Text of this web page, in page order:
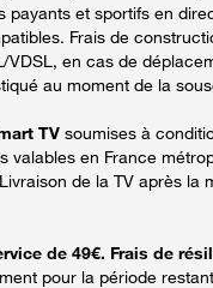
payants et sportifs en
Frais de
VDSL, en cas de
au moment de la
TV soumises à
valables en France
de la TV après la
de 49€. Frais de
pour la période